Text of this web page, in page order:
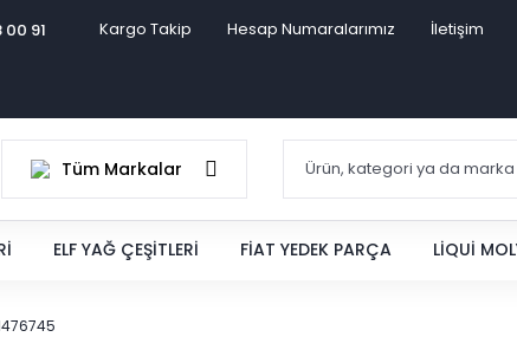
00 91 Kargo Takip Hesap Numaralarımız İletişim
Tüm Markalar
ELF YAĞ ÇEŞITLERI FIAT YEDEK PARÇA LIQUI